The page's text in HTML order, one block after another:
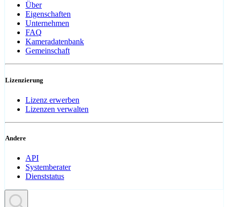
Über
Eigenschaften
Unternehmen
FAQ
Kameradatenbank
Gemeinschaft
Lizenzierung
Lizenz erwerben
Lizenzen verwalten
Andere
API
Systemberater
Dienststatus